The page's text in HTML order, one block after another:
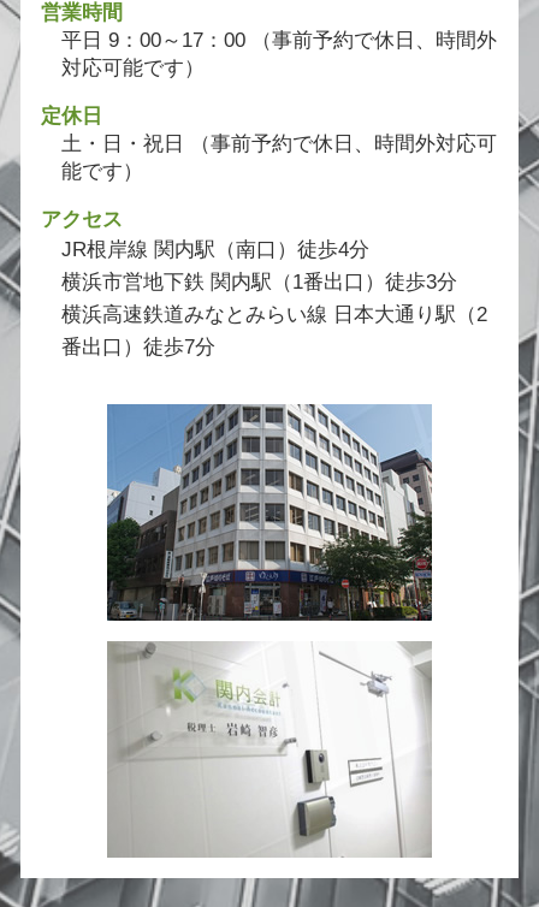
営業時間
平日 9：00～17：00 （事前予約で休日、時間外
対応可能です）
定休日
土・日・祝日 （事前予約で休日、時間外対応可
能です）
アクセス
JR根岸線 関内駅（南口）徒歩4分
横浜市営地下鉄 関内駅（1番出口）徒歩3分
横浜高速鉄道みなとみらい線 日本大通り駅（2
番出口）徒歩7分